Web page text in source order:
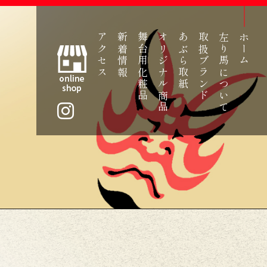
ホーム
左り馬について
取扱ブランド
あぶら取紙
オリジナル商品
舞台用化粧品
新着情報
アクセス